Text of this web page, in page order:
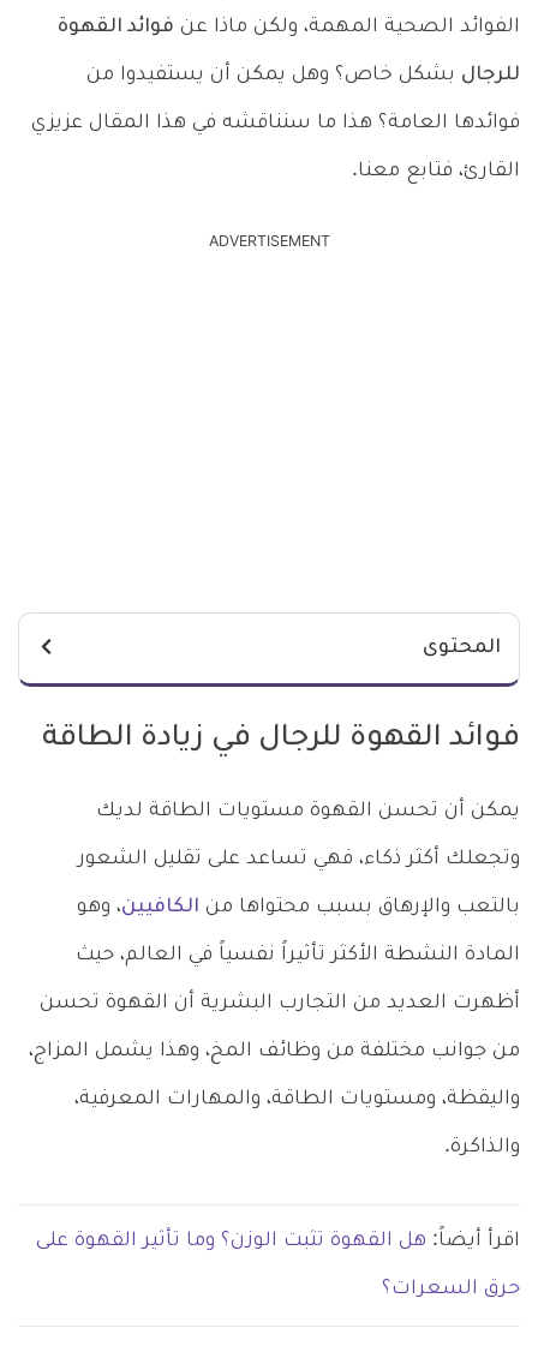
الفوائد الصحية المهمة، ولكن ماذا عن فوائد القهوة
للرجال بشكل خاص؟ وهل يمكن أن يستفيدوا من
فوائدها العامة؟ هذا ما سنناقشه في هذا المقال عزيزي
القارئ، فتابع معنا.
ADVERTISEMENT
المحتوى
فوائد القهوة للرجال في زيادة الطاقة
يمكن أن تحسن القهوة مستويات الطاقة لديك
وتجعلك أكثر ذكاء، فهي تساعد على تقليل الشعور
بالتعب والإرهاق بسبب محتواها من الكافيين، وهو
المادة النشطة الأكثر تأثيراً نفسياً في العالم، حيث
أظهرت العديد من التجارب البشرية أن القهوة تحسن
من جوانب مختلفة من وظائف المخ، وهذا يشمل المزاج،
واليقظة، ومستويات الطاقة، والمهارات المعرفية،
والذاكرة.
اقرأ أيضاً: هل القهوة تثبت الوزن؟ وما تأثير القهوة على
حرق السعرات؟